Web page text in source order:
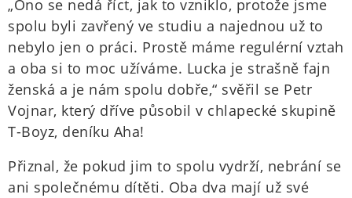
„Ono se nedá říct, jak to vzniklo, protože jsme
spolu byli zavřený ve studiu a najednou už to
nebylo jen o práci. Prostě máme regulérní vztah
a oba si to moc užíváme. Lucka je strašně fajn
ženská a je nám spolu dobře,“ svěřil se Petr
Vojnar, který dříve působil v chlapecké skupině
T-Boyz, deníku Aha!
Přiznal, že pokud jim to spolu vydrží, nebrání se
ani společnému dítěti. Oba dva mají už své